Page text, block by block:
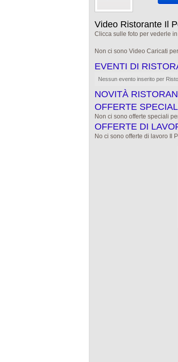
Video Ristorante Il
Clicca sulle foto per vederle
Non ci sono Video Caricati
EVENTI DI
Nessun evento inserito per
NOVITÀ
OFFERTE
Non ci sono offerte speciali
OFFERTE DI
No ci sono offerte di lavoro Il